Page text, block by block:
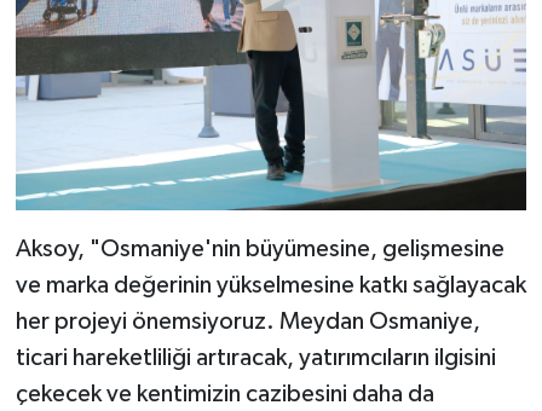
Aksoy, "Osmaniye'nin büyümesine, gelişmesine
ve marka değerinin yükselmesine katkı sağlayacak
her projeyi önemsiyoruz. Meydan Osmaniye,
ticari hareketliliği artıracak, yatırımcıların ilgisini
çekecek ve kentimizin cazibesini daha da